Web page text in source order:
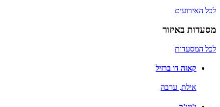
לכל האירועים
מסעדות באיזור
לכל המסעדות
קאזה דו ברזיל
אילת, ערבה